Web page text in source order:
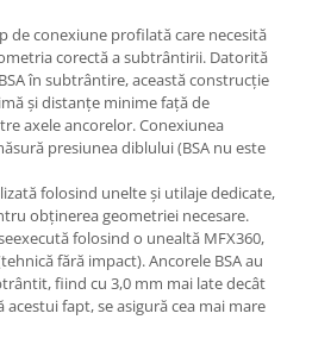
de conexiune profilată care necesită
corectă a subtrântirii. Datorită
în subtrântire, această construcție
și distanțe minime față de
axele ancorelor. Conexiunea
presiunea diblului (BSA nu este
folosind unelte și utilaje dedicate,
obținerea geometriei necesare.
folosind o unealtă MFX360,
fără impact). Ancorele BSA au
fiind cu 3,0 mm mai late decât
fapt, se asigură cea mai mare